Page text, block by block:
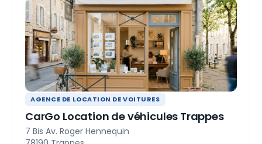
AGENCE DE LOCATION DE VOITURES
CarGo Location de véhicules Trappes
7 Bis Av. Roger Hennequin